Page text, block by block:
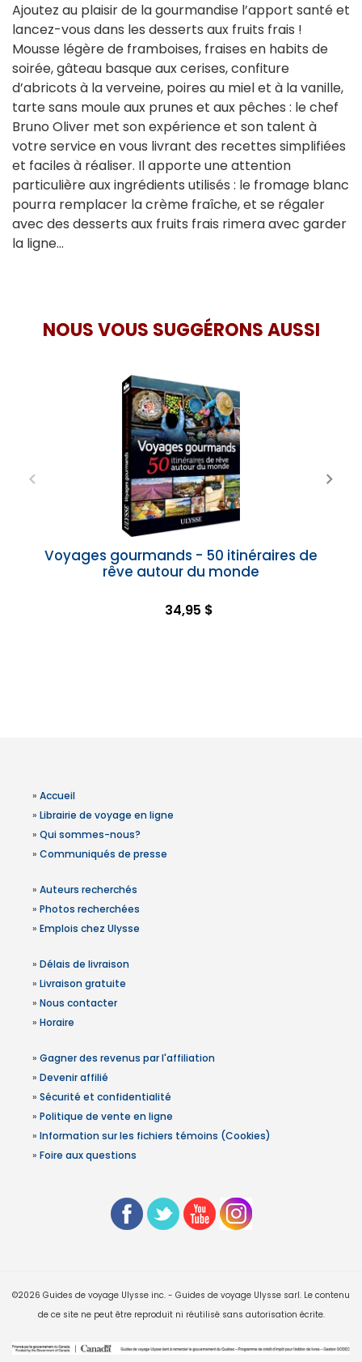
Ajoutez au plaisir de la gourmandise l’apport santé et
lancez-vous dans les desserts aux fruits frais !
Mousse légère de framboises, fraises en habits de
soirée, gâteau basque aux cerises, confiture
d’abricots à la verveine, poires au miel et à la vanille,
tarte sans moule aux prunes et aux pêches : le chef
Bruno Oliver met son expérience et son talent à
votre service en vous livrant des recettes simplifiées
et faciles à réaliser. Il apporte une attention
particulière aux ingrédients utilisés : le fromage blanc
pourra remplacer la crème fraîche, et se régaler
avec des desserts aux fruits frais rimera avec garder
la ligne…
NOUS VOUS SUGGÉRONS AUSSI
Voyages gourmands - 50 itinéraires de
rêve autour du monde
34,95 $
» Accueil
» Librairie de voyage en ligne
» Qui sommes-nous?
» Communiqués de presse
» Auteurs recherchés
» Photos recherchées
» Emplois chez Ulysse
» Délais de livraison
» Livraison gratuite
» Nous contacter
» Horaire
» Gagner des revenus par l'affiliation
» Devenir affilié
» Sécurité et confidentialité
» Politique de vente en ligne
» Information sur les fichiers témoins (Cookies)
» Foire aux questions
©2026 Guides de voyage Ulysse inc. - Guides de voyage Ulysse sarl. Le contenu
de ce site ne peut être reproduit ni réutilisé sans autorisation écrite.